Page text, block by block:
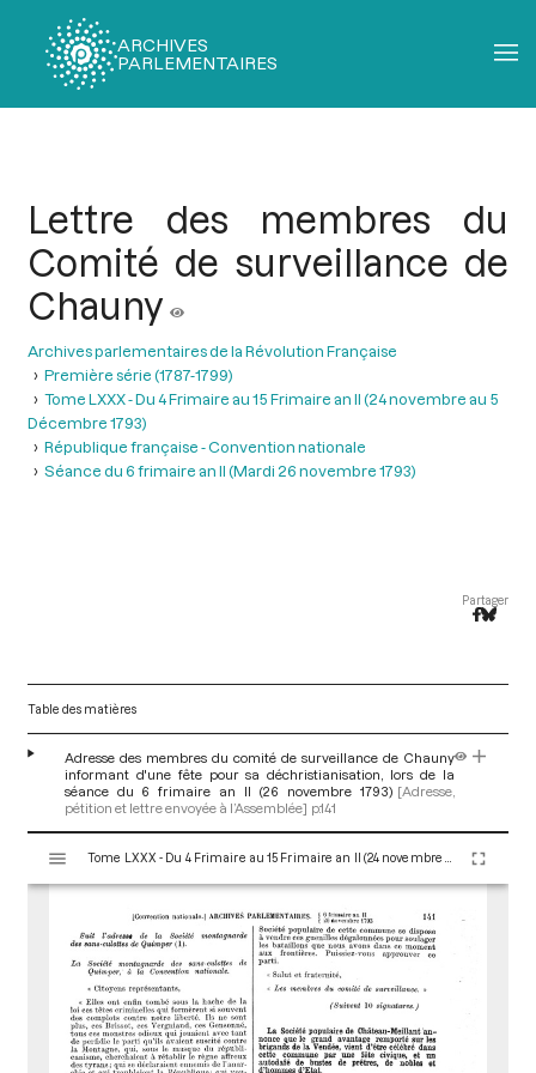
ARCHIVES
PARLEMENTAIRES
Lettre des membres du
Comité de surveillance de
Chauny
Archives parlementaires de la Révolution Française
Première série (1787-1799)
Tome LXXX - Du 4 Frimaire au 15 Frimaire an II (24 novembre au 5
Décembre 1793)
République française - Convention nationale
Séance du 6 frimaire an II (Mardi 26 novembre 1793)
Partager
Table des matières
Adresse des membres du comité de surveillance de Chauny
informant d'une fête pour sa déchristianisation, lors de la
séance du 6 frimaire an II (26 novembre 1793) [Adresse,
pétition et lettre envoyée à l’Assemblée] p.141
s